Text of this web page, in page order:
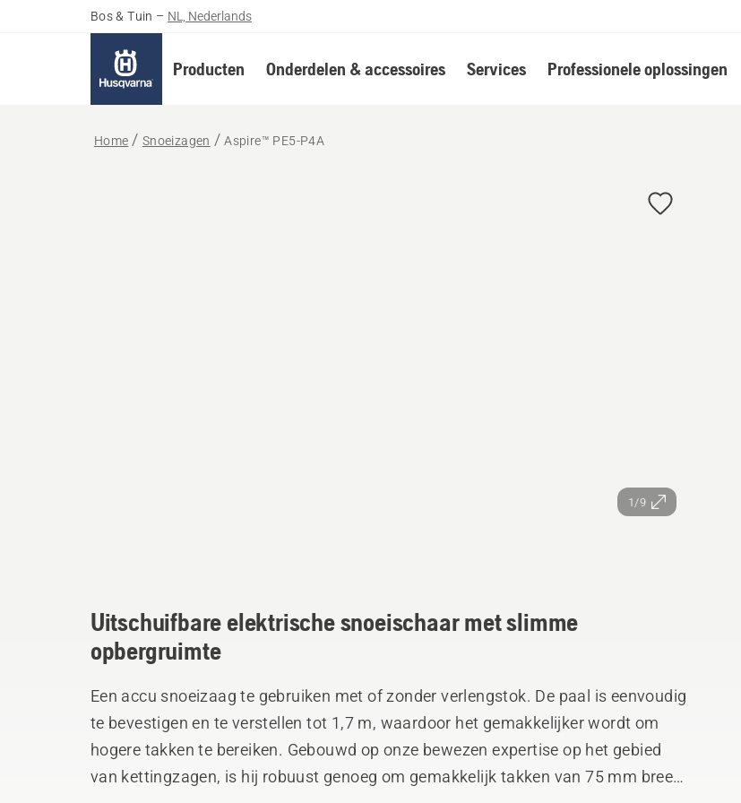
Bos & Tuin – NL, Nederlands
Producten Onderdelen & accessoires Services Professionele oplossingen
Home Snoeizagen Aspire™ PE5-P4A
1/9
Uitschuifbare elektrische snoeischaar met slimme
opbergruimte
Een accu snoeizaag te gebruiken met of zonder verlengstok. De paal is eenvoudig
te bevestigen en te verstellen tot 1,7 m, waardoor het gemakkelijker wordt om
hogere takken te bereiken. Gebouwd op onze bewezen expertise op het gebied
van kettingzagen, is hij robuust genoeg om gemakkelijk takken van 75 mm breed